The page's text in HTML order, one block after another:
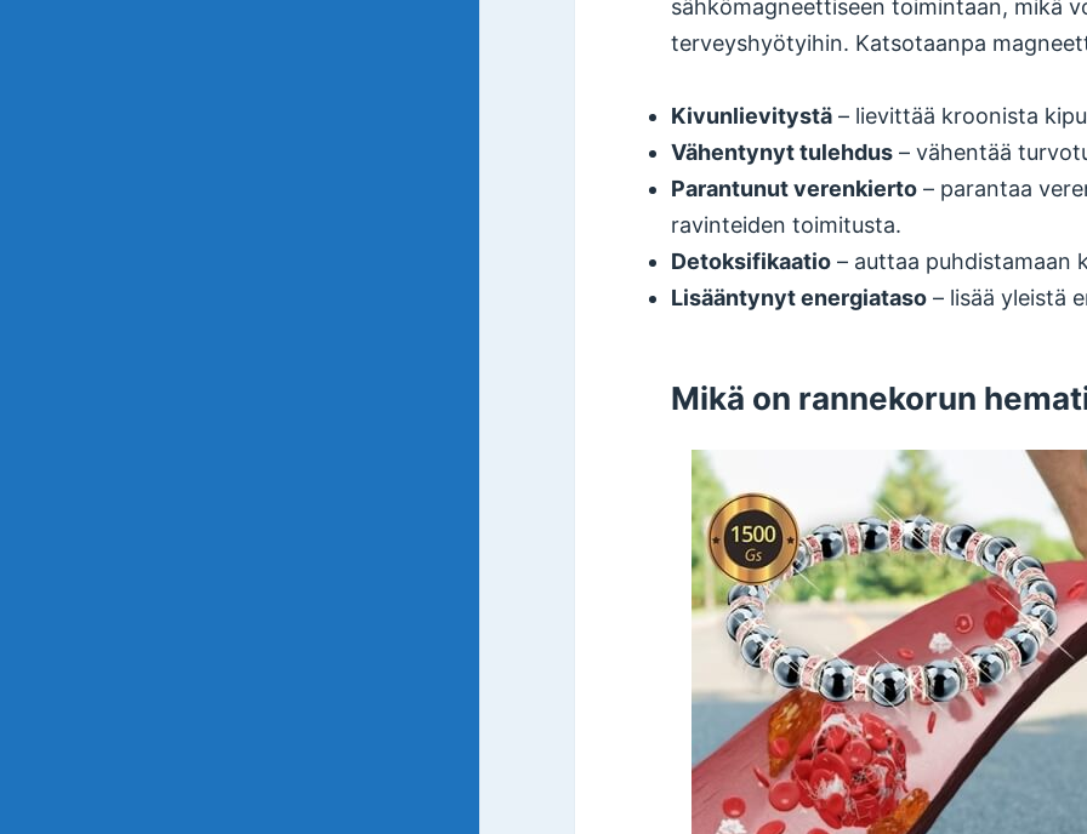
sähkömagneettiseen toimintaan, mikä
terveyshyötyihin. Katsotaanpa
Kivunlievitystä – lievittää kroonista
Vähentynyt tulehdus – vähentää
Parantunut verenkierto – parantaa
ravinteiden toimitusta.
Detoksifikaatio – auttaa puhdistamaan
Lisääntynyt energiataso – lisää yleistä
Mikä on rannekorun